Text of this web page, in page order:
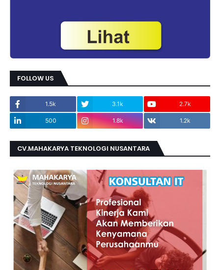
FOLLOW US
1.5k 3.1k 2.7k
500 1.8k 1.2k
CV.MAHAKARYA TEKNOLOGI NUSANTARA